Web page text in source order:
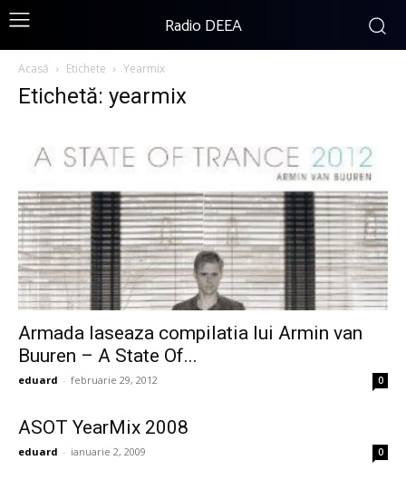
Radio DEEA
Acasă Etichete Yearmix
Etichetă: yearmix
Armada laseaza compilatia lui Armin van
Buuren – A State Of...
eduard - februarie 29, 2012 0
ASOT YearMix 2008
eduard - ianuarie 2, 2009 0